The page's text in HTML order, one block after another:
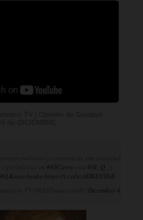
#AlCierre @E_Q_
@LKourchenko https://t.co/az4DKEUYbB
December 4, 2024